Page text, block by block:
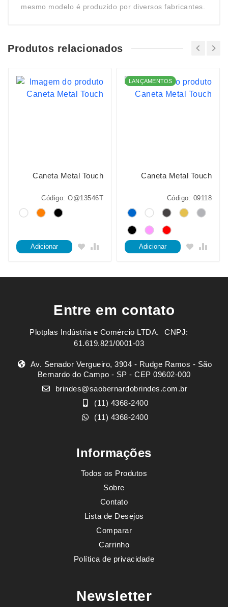
mesmo modelo é produzido por diversos fabricantes.
Produtos relacionados
Caneta Metal Touch
Código: O@13546T
Adicionar
LANÇAMENTOS
Caneta Metal Touch
Código: 09118
Adicionar
Entre em contato
Plotplas Indústria e Comércio LTDA. ㅤㅤㅤ CNPJ:
61.619.821/0001-03
Av. Senador Vergueiro, 3904 - Rudge Ramos - São
Bernardo do Campo - SP - CEP 09602-000
brindes@saobernardobrindes.com.br
(11) 4368-2400
(11) 4368-2400
Informações
Todos os Produtos
Sobre
Contato
Lista de Desejos
Comparar
Carrinho
Política de privacidade
Newsletter